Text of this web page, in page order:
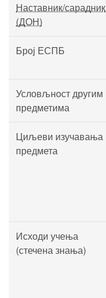
Наставник/сарадник
(ДОН)
Број ЕСПБ
Условљност другим
предметима
Циљеви изучавања
предмета
Исходи учења
(стечена знања)